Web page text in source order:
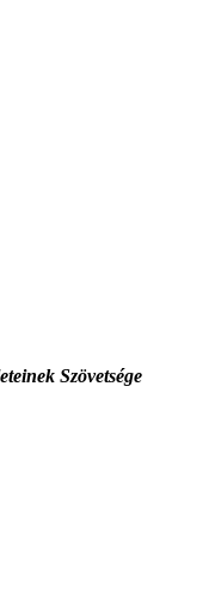
Szövetsége